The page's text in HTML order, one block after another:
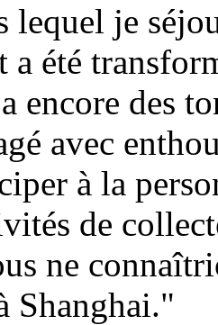
lequel je
a été
encore des
avec
à la
de
ne
Shanghai."